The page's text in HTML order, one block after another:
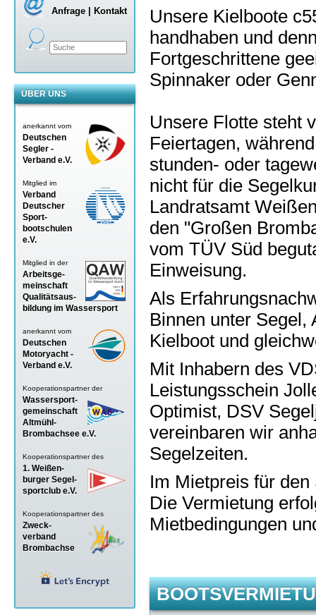
Anfrage | Kontakt
ÜBER UNS
anerkannt vom
Deutschen
Segler -
Verband e.V.
Mitglied im
Verband
Deutscher
Sport-
bootschulen
e.V.
Mitglied in der
Arbeitsge-
meinschaft
Qualitätsaus-
bildung im Wassersport
anerkannt vom
Deutschen
Motoryacht -
Verband e.V.
Kooperationspartner der
Wassersport-
gemeinschaft
Altmühl-
Brombachsee e.V.
Kooperationspartner des
1. Weißen-
burger Segel-
sportclub e.V.
Kooperationspartner des
Zweck-
verband
Brombachse
Unsere Kielboote
handhaben und
Fortgeschrittene
Spinnaker oder
Unsere Flotte steht
Feiertagen,
stunden- oder
nicht für die
Landratsamt
den "Großen
vom TÜV Süd
Einweisung.
Als
Binnen unter
Kielboot und
Mit Inhabern des
Leistungsschein
Optimist, DSV
vereinbaren wir
Segelzeiten.
Im Mietpreis für
Die Vermietung
Mietbedingungen